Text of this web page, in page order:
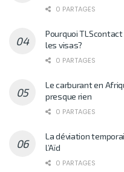
0 PARTAGES
Pourquoi
les visas?
0 PARTAGES
Le carburant en
presque rien
0 PARTAGES
La déviation
l’Aïd
0 PARTAGES